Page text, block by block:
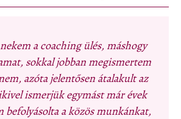
a coaching ülés, máshogy
sokkal jobban megismertem
azóta jelentősen átalakult az
ismerjük egymást már évek
befolyásolta a közös munkánkat,